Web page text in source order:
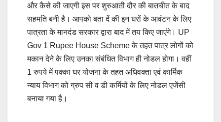
और कैसे की जाएगी इस पर शुरुआती दौर की बातचीत के बाद
सहमति बनी है। आपको बता दें की इन घरों के आवंटन के लिए
पात्रता के मानदंड सरकार द्वारा बाद में तय किए जाएंगे। UP
Gov 1 Rupee House Scheme के तहत पात्र लोगों को
मकान देने के लिए उनका संबंधित विभाग ही नोडल होगा। वहीं
1 रुपये में पक्का घर योजना के तहत अधिवक्ता एवं कार्मिक
न्याय विभाग को ग्रुप सी व डी कर्मियों के लिए नोडल एजेंसी
बनाया गया है।